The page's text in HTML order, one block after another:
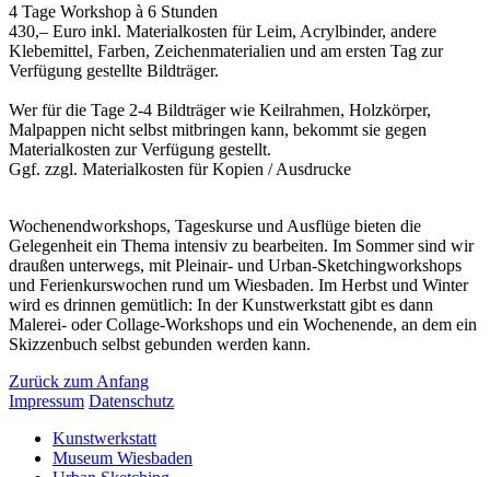
4 Tage Workshop à 6 Stunden
430,– Euro inkl. Materialkosten für Leim, Acrylbinder, andere
Klebemittel, Farben, Zeichenmaterialien und am ersten Tag zur
Verfügung gestellte Bildträger.
Wer für die Tage 2-4 Bildträger wie Keilrahmen, Holzkörper,
Malpappen nicht selbst mitbringen kann, bekommt sie gegen
Materialkosten zur Verfügung gestellt.
Ggf. zzgl. Materialkosten für Kopien / Ausdrucke
Wochenendworkshops, Tageskurse und Ausflüge bieten die
Gelegenheit ein Thema intensiv zu bearbeiten. Im Sommer sind wir
draußen unterwegs, mit Pleinair- und Urban-Sketchingworkshops
und Ferienkurswochen rund um Wiesbaden. Im Herbst und Winter
wird es drinnen gemütlich: In der Kunstwerkstatt gibt es dann
Malerei- oder Collage-Workshops und ein Wochenende, an dem ein
Skizzenbuch selbst gebunden werden kann.
Zurück zum Anfang
Impressum Datenschutz
Kunstwerkstatt
Museum Wiesbaden